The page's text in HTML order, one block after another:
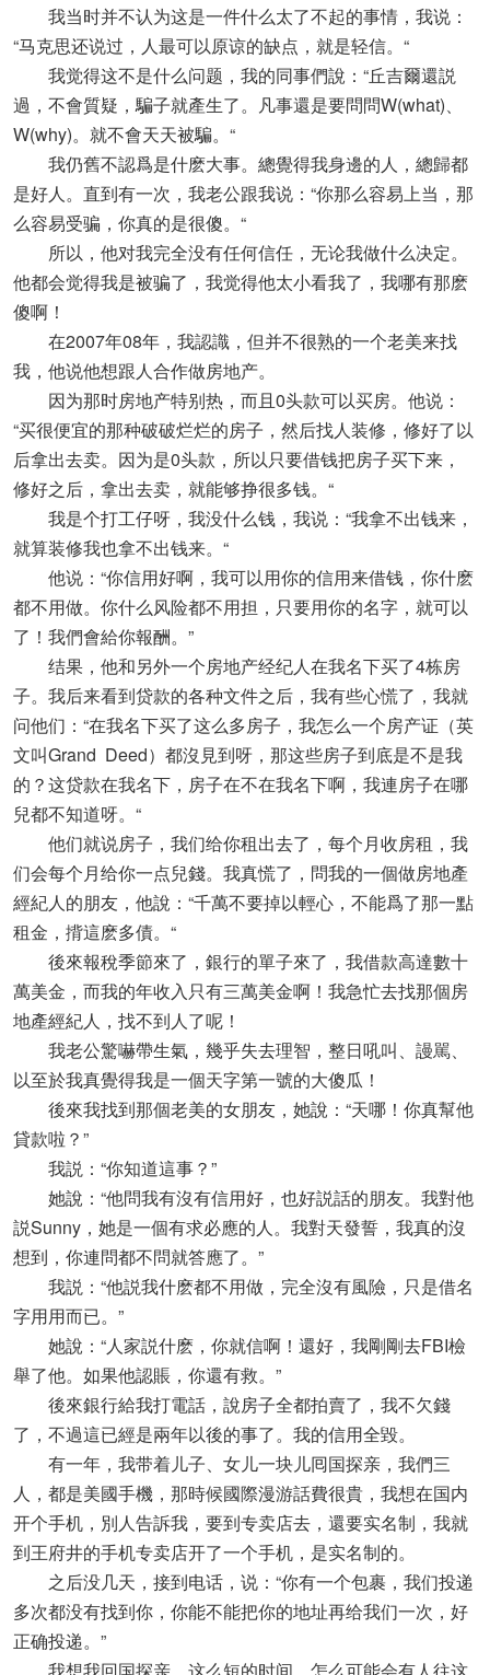
我当时并不认为这是一件什么太了不起的事情，我说：
“马克思还说过，人最可以原谅的缺点，就是轻信。“
我觉得这不是什么问题，我的同事們說：“丘吉爾還説
過，不會質疑，騙子就產生了。凡事還是要問問W(what)、
W(why)。就不會天天被騙。“
我仍舊不認爲是什麽大事。總覺得我身邊的人，總歸都
是好人。直到有一次，我老公跟我说：“你那么容易上当，那
么容易受骗，你真的是很傻。“
所以，他对我完全没有任何信任，无论我做什么决定。
他都会觉得我是被骗了，我觉得他太小看我了，我哪有那麽
傻啊！
在2007年08年，我認識，但并不很熟的一个老美来找
我，他说他想跟人合作做房地产。
因为那时房地产特别热，而且0头款可以买房。他说：
“买很便宜的那种破破烂烂的房子，然后找人装修，修好了以
后拿出去卖。因为是0头款，所以只要借钱把房子买下来，
修好之后，拿出去卖，就能够挣很多钱。“
我是个打工仔呀，我没什么钱，我说：“我拿不出钱来，
就算装修我也拿不出钱来。“
他说：“你信用好啊，我可以用你的信用来借钱，你什麽
都不用做。你什么风险都不用担，只要用你的名字，就可以
了！我們會給你報酬。”
结果，他和另外一个房地产经纪人在我名下买了4栋房
子。我后来看到贷款的各种文件之后，我有些心慌了，我就
问他们：“在我名下买了这么多房子，我怎么一个房产证（英
文叫Grand Deed）都沒見到呀，那这些房子到底是不是我
的？这贷款在我名下，房子在不在我名下啊，我連房子在哪
兒都不知道呀。“
他们就说房子，我们给你租出去了，每个月收房租，我
们会每个月给你一点兒錢。我真慌了，問我的一個做房地產
經紀人的朋友，他說：“千萬不要掉以輕心，不能爲了那一點
租金，揹這麽多債。“
後來報稅季節來了，銀行的單子來了，我借款高達數十
萬美金，而我的年收入只有三萬美金啊！我急忙去找那個房
地產經紀人，找不到人了呢！
我老公驚嚇帶生氣，幾乎失去理智，整日吼叫、謾駡、
以至於我真覺得我是一個天字第一號的大傻瓜！
後來我找到那個老美的女朋友，她說：“天哪！你真幫他
貸款啦？”
我説：“你知道這事？”
她說：“他問我有沒有信用好，也好説話的朋友。我對他
説Sunny，她是一個有求必應的人。我對天發誓，我真的沒
想到，你連問都不問就答應了。”
我説：“他説我什麽都不用做，完全沒有風險，只是借名
字用用而已。”
她說：“人家説什麽，你就信啊！還好，我剛剛去FBI檢
舉了他。如果他認賬，你還有救。”
後來銀行給我打電話，說房子全都拍賣了，我不欠錢
了，不過這已經是兩年以後的事了。我的信用全毀。
有一年，我带着儿子、女儿一块儿囘国探亲，我們三
人，都是美國手機，那時候國際漫游話費很貴，我想在国内
开个手机，別人告訴我，要到专卖店去，還要实名制，我就
到王府井的手机专卖店开了一个手机，是实名制的。
之后没几天，接到电话，说：“你有一个包裹，我们投递
多次都没有找到你，你能不能把你的地址再给我们一次，好
正确投递。”